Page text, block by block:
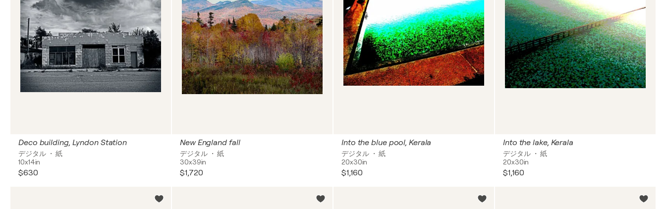
Deco building, Lyndon Station
デジタル ・ 紙
10x14in
$630
New England fall
デジタル ・ 紙
30x39in
$1,720
Into the blue pool, Kerala
デジタル ・ 紙
20x30in
$1,160
Into the lake, Kerala
デジタル ・ 紙
20x30in
$1,160